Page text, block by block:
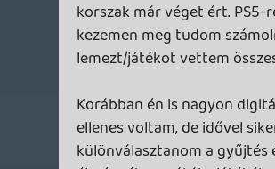
Rince 2026.07.02 17:16:48 #213qb
Azert ezt szerencsere (meg) nem lehet
ilyen altalanosan kijelenteni. 🙂
doesitplay.org
TheReturnOfDVM 2026.07.02 16:23:41